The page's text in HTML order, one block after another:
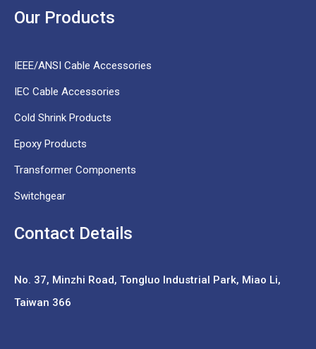
Our Products
IEEE/ANSI Cable Accessories
IEC Cable Accessories
Cold Shrink Products
Epoxy Products
Transformer Components
Switchgear
Contact Details
No. 37, Minzhi Road, Tongluo Industrial Park, Miao Li,
Taiwan 366